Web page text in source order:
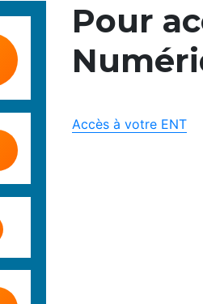
Pour
Accès à votre ENT